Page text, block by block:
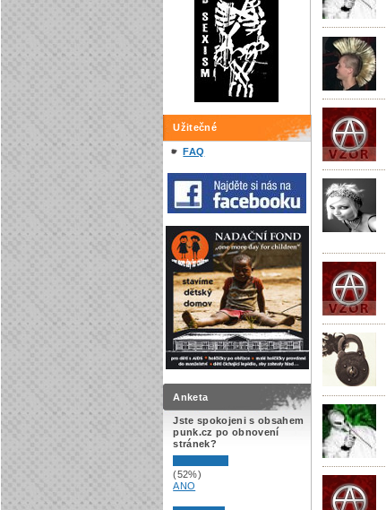
Užitečné
FAQ
Anketa
Jste spokojeni s obsahem
punk.cz po obnovení
stránek?
(52%)
ANO